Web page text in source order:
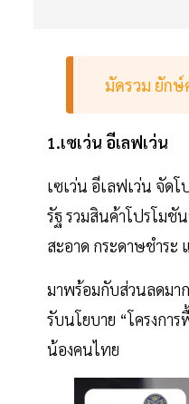
มัดรวม ยักษ์
1.เซเว่น อีเลฟเว่น
เซเว่น อีเลฟเว่น จัด
รัฐ รวมสินค้าโปรโมชั
สะอาด กระดาษชำระ
มาพร้อมกับส่วนลดมา
รับนโยบาย “โครงกา
น้องคนไทย